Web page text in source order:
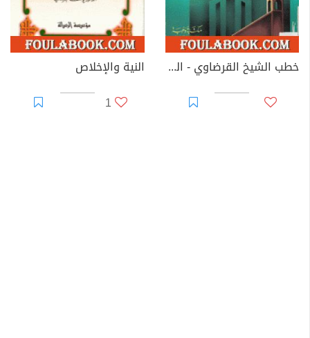
خطب الشيخ القرضاوي - الجزء الرابع
النية والإخلاص
1